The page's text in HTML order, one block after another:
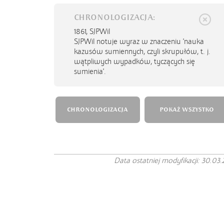
CHRONOLOGIZACJA:
1861, SJPWil
SJPWil notuje wyraz w znaczeniu 'nauka
kazusów sumiennych, czyli skrupułów, t. j.
wątpliwych wypadków, tyczących się
sumienia'.
CHRONOLOGIZACJA POKAŻ WSZYSTKO
Data ostatniej modyfikacji: